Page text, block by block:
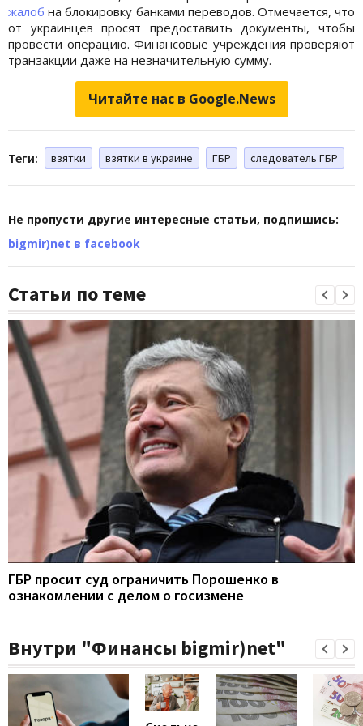
жалоб на блокировку банками переводов. Отмечается, что
от украинцев просят предоставить документы, чтобы
провести операцию. Финансовые учреждения проверяют
транзакции даже на незначительную сумму.
Читайте нас в Google.News
Теги: взятки взятки в украине ГБР следователь ГБР
Не пропусти другие интересные статьи, подпишись:
bigmir)net в facebook
Статьи по теме
ГБР просит суд ограничить Порошенко в
ознакомлении с делом о госизмене
Внутри "Финансы bigmir)net"